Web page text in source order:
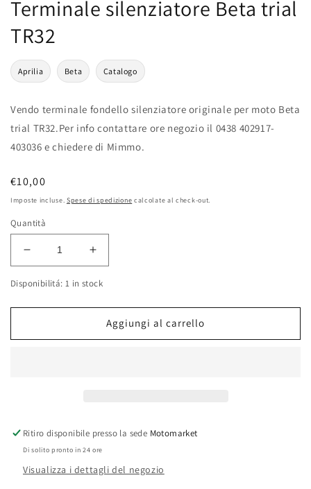
Terminale silenziatore Beta trial
TR32
Aprilia Beta Catalogo
Vendo terminale fondello silenziatore originale per moto Beta
trial TR32.Per info contattare ore negozio il 0438 402917-
403036 e chiedere di Mimmo.
Prezzo
di
€10,00
Imposte incluse. Spese di spedizione calcolate al check-out.
Quantità
Diminuisci
quantità
per
trial
Aumenta
quantità
per
Beta
trial
Disponibilitá: 1 in stock
Aggiungi al carrello
Ritiro disponibile presso la sede Motomarket
Di solito pronto in 24 ore
Visualizza i dettagli del negozio